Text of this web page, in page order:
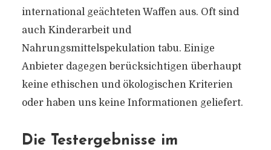
international geächteten Waffen aus. Oft sind
auch Kinderarbeit und
Nahrungsmittelspekulation tabu. Einige
Anbieter dagegen berücksichtigen überhaupt
keine ethischen und ökologischen Kriterien
oder haben uns keine Informationen geliefert.
Die Testergebnisse im